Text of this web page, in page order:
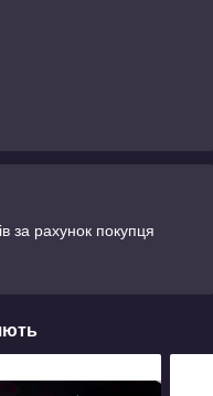
за рахунок покупця